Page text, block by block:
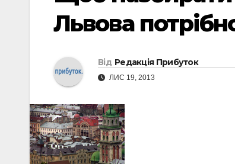
Львова
Від Редакція Прибуток
ЛИС 19, 2013